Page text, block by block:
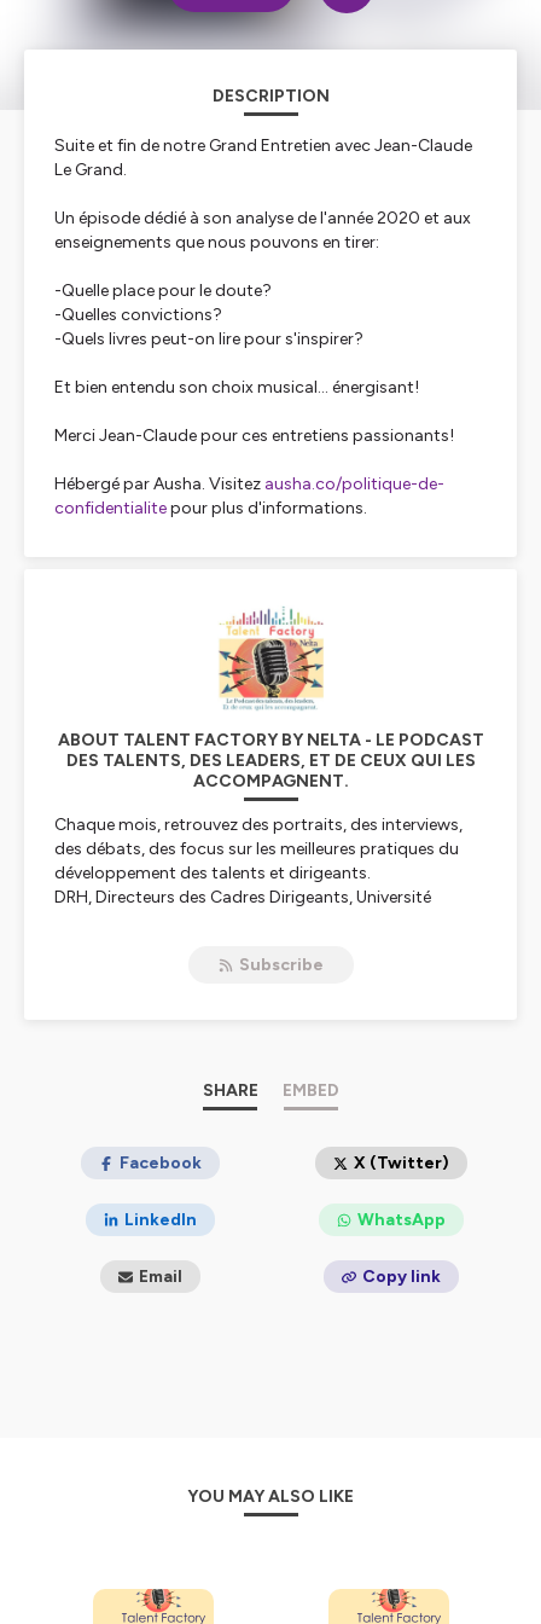
DESCRIPTION
Suite et fin de notre Grand Entretien avec Jean-Claude
Le Grand.
Un épisode dédié à son analyse de l'année 2020 et aux
enseignements que nous pouvons en tirer:
-Quelle place pour le doute?
-Quelles convictions?
-Quels livres peut-on lire pour s'inspirer?
Et bien entendu son choix musical... énergisant!
Merci Jean-Claude pour ces entretiens passionants!
Hébergé par Ausha. Visitez ausha.co/politique-de-
confidentialitepour plus d'informations.
ABOUT TALENT FACTORY BY NELTA - LE PODCAST
DES TALENTS, DES LEADERS, ET DE CEUX QUI LES
ACCOMPAGNENT.
Chaque mois, retrouvez des portraits, des interviews,
des débats, des focus sur les meilleures pratiques du
développement des talents et dirigeants.
DRH, Directeurs des Cadres Dirigeants, Université
pour détecter les tendances et benchmarker vos
Subscribe
SHARE EMBED
Facebook X (Twitter)
LinkedIn WhatsApp
Email Copy link
YOU MAY ALSO LIKE